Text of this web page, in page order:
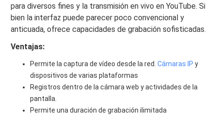
para diversos fines y la transmisión en vivo en YouTube. Si
bien la interfaz puede parecer poco convencional y
anticuada, ofrece capacidades de grabación sofisticadas.
Ventajas:
Permite la captura de vídeo desde la red.Cámaras IP y
dispositivos de varias plataformas
Registros dentro de la cámara web y actividades de la
pantalla.
Permite una duración de grabación ilimitada